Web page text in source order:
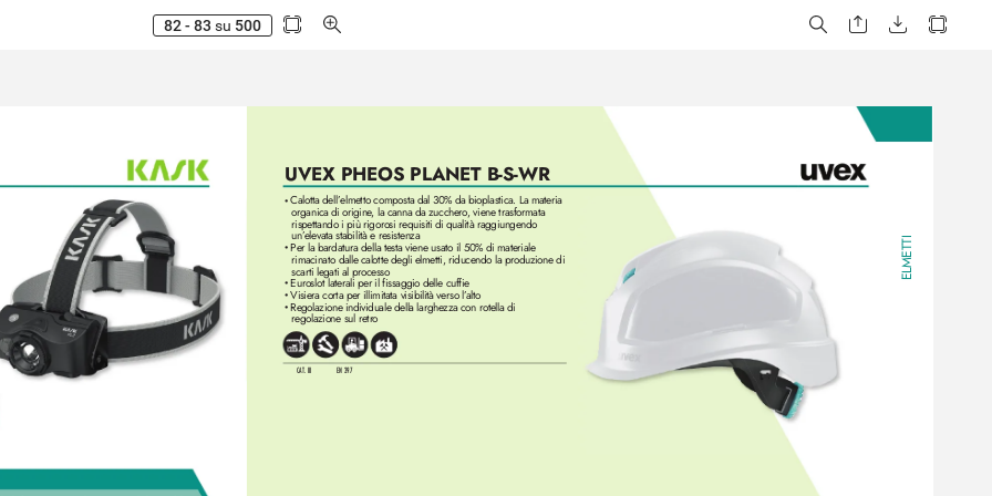
82 - 83 su 500
ELMET
TI
• Calotta dell’elmetto composta dal 30% da bioplastica. La materia
organica di origine, la canna da zucchero, viene trasformata
rispettando i più rigorosi requisiti di qualità raggiungendo
un’elevata stabilità e resistenza
• Per la bardatura della testa viene usato il 50% di materiale
rimacinato dalle calotte degli elmetti, riducendo la produzione di
scarti legati al processo
• Euroslot laterali per il fissaggio delle cuffie
• Visiera corta per illimitata visibilità verso l’alto
• Regolazione individuale della larghezza con rotella di
regolazione sul retro
CAT. III EN 397
UVEX PHEOS PLANET B-S-WR